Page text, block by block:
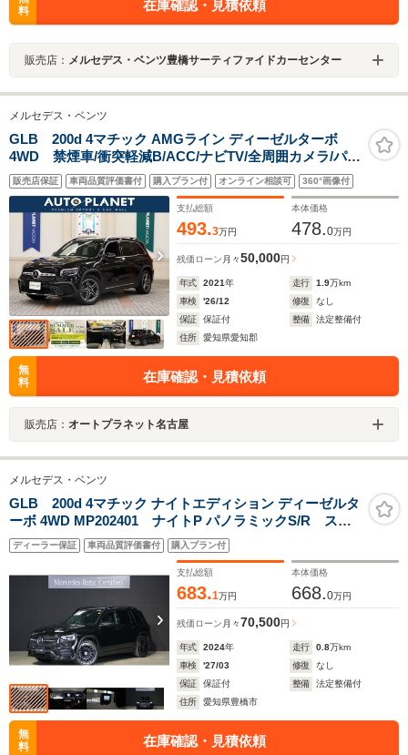
料
在庫確認・見積依頼
販売店： メルセデス・ベンツ豊橋サーティファイドカーセンター
メルセデス・ベンツ
GLB 200d 4マチック AMGライン ディーゼルターボ
4WD 禁煙車/衝突軽減B/ACC/ナビTV/全周囲カメラ/パワ
ーテールゲート/ハーフ革シート/シートヒーター/パワーシ
ート/LEDヘッドライト/スマートキー/アルミペダル/パド
ルシフト/アルミ/
販売店保証 車両品質評価書付 購入プラン付 オンライン相談可 360°画像付
支払総額
493.3万円
本体価格
478.0万円
残価ローン 月々50,000円
年式 2021年 走行 1.9万km
車検
'26/12 修復
なし
保証
保証付 整備
法定整備付
住所
愛知県愛知郡
無
料
在庫確認・見積依頼
販売店： オートプラネット名古屋
メルセデス・ベンツ
GLB 200d 4マチック ナイトエディション ディーゼルタ
ーボ 4WD MP202401 ナイトP パノラミックS/R スタ
ーパターンインテリアトリム アドバンスドサウンドシ
ステム AMGラインP 本革巻スポーツステアリング
ARナビ スポーティーエンジンサウンド AMG20インチ
AW プライバシーガラス
ディーラー保証 車両品質評価書付 購入プラン付
支払総額
683.1万円
本体価格
668.0万円
残価ローン 月々70,500円
年式 2024年 走行 0.8万km
車検
'27/03 修復
なし
保証
保証付 整備
法定整備付
住所
愛知県豊橋市
無
料
在庫確認・見積依頼